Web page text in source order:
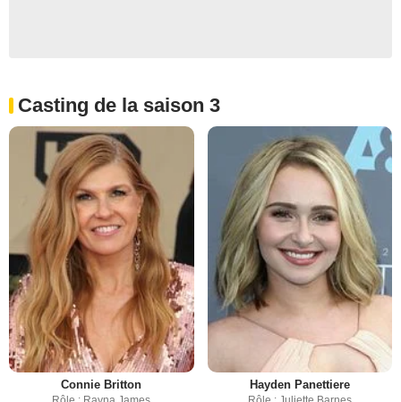
Casting de la saison 3
Connie Britton Hayden Panettiere